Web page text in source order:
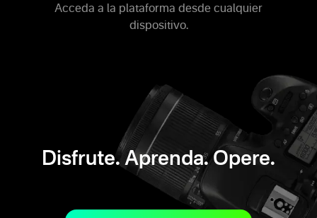
Acceda a la plataforma desde cualquier
dispositivo.
Disfrute. Aprenda. Opere.